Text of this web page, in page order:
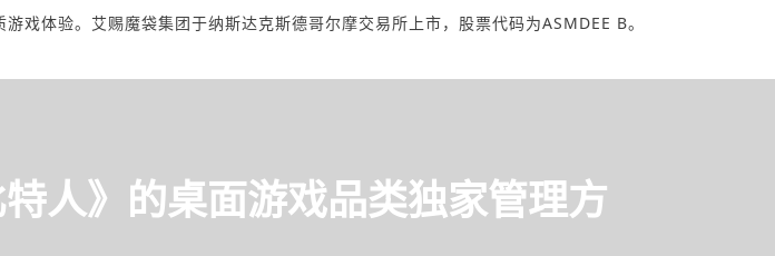
体验。艾赐魔袋集团于纳斯达克斯德哥尔摩交易所上市，股票代码为ASMDEE B。
人》的桌面游戏品类独家管理方